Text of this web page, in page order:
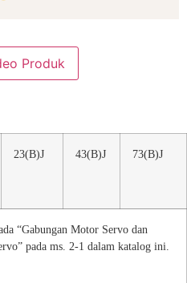
Produk
23(B)J 43(B)J 73(B)J
“Gabungan Motor Servo dan
pada ms. 2-1 dalam katalog ini.